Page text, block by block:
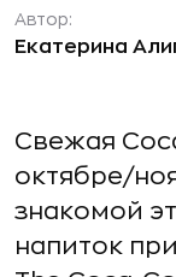
Автор:
Екатерина
Свежая
октябре/
знакомой
напиток